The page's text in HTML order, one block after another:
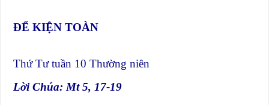
ĐỂ KIỆN TOÀN
Thứ Tư tuần 10 Thường niên
Lời Chúa: Mt 5, 17-19